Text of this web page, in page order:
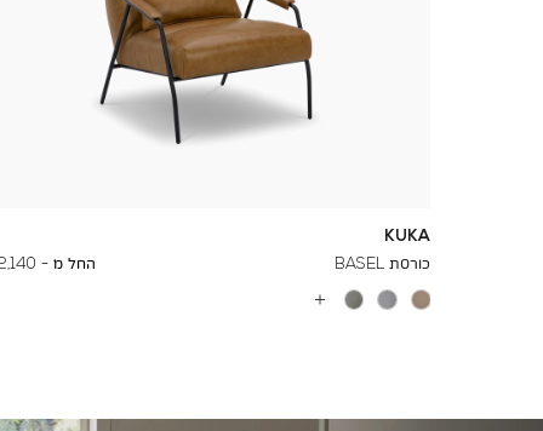
KUKA
כורסת BASEL
החל מ - ₪ To
3,350 ₪